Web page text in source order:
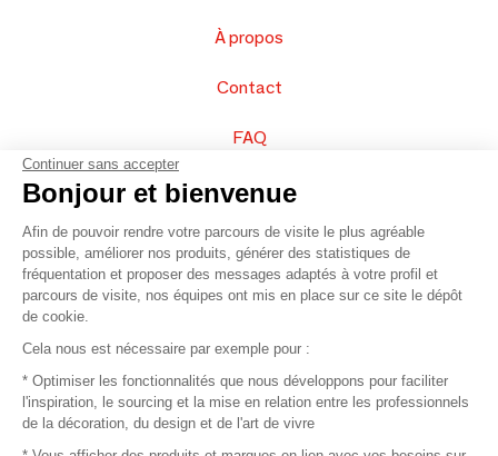
À propos
Contact
FAQ
Vendez vos produits
Plan du site
© 2016 –Organisation SAFI
Recrutement
Continuer sans accepter
Bonjour et bienvenue
Afin de pouvoir rendre votre parcours de visite le plus agréable
possible, améliorer nos produits, générer des statistiques de
fréquentation et proposer des messages adaptés à votre profil et
parcours de visite, nos équipes ont mis en place sur ce site le dépôt
de cookie.
Cela nous est nécessaire par exemple pour :
* Optimiser les fonctionnalités que nous développons pour faciliter
l'inspiration, le sourcing et la mise en relation entre les professionnels
de la décoration, du design et de l'art de vivre